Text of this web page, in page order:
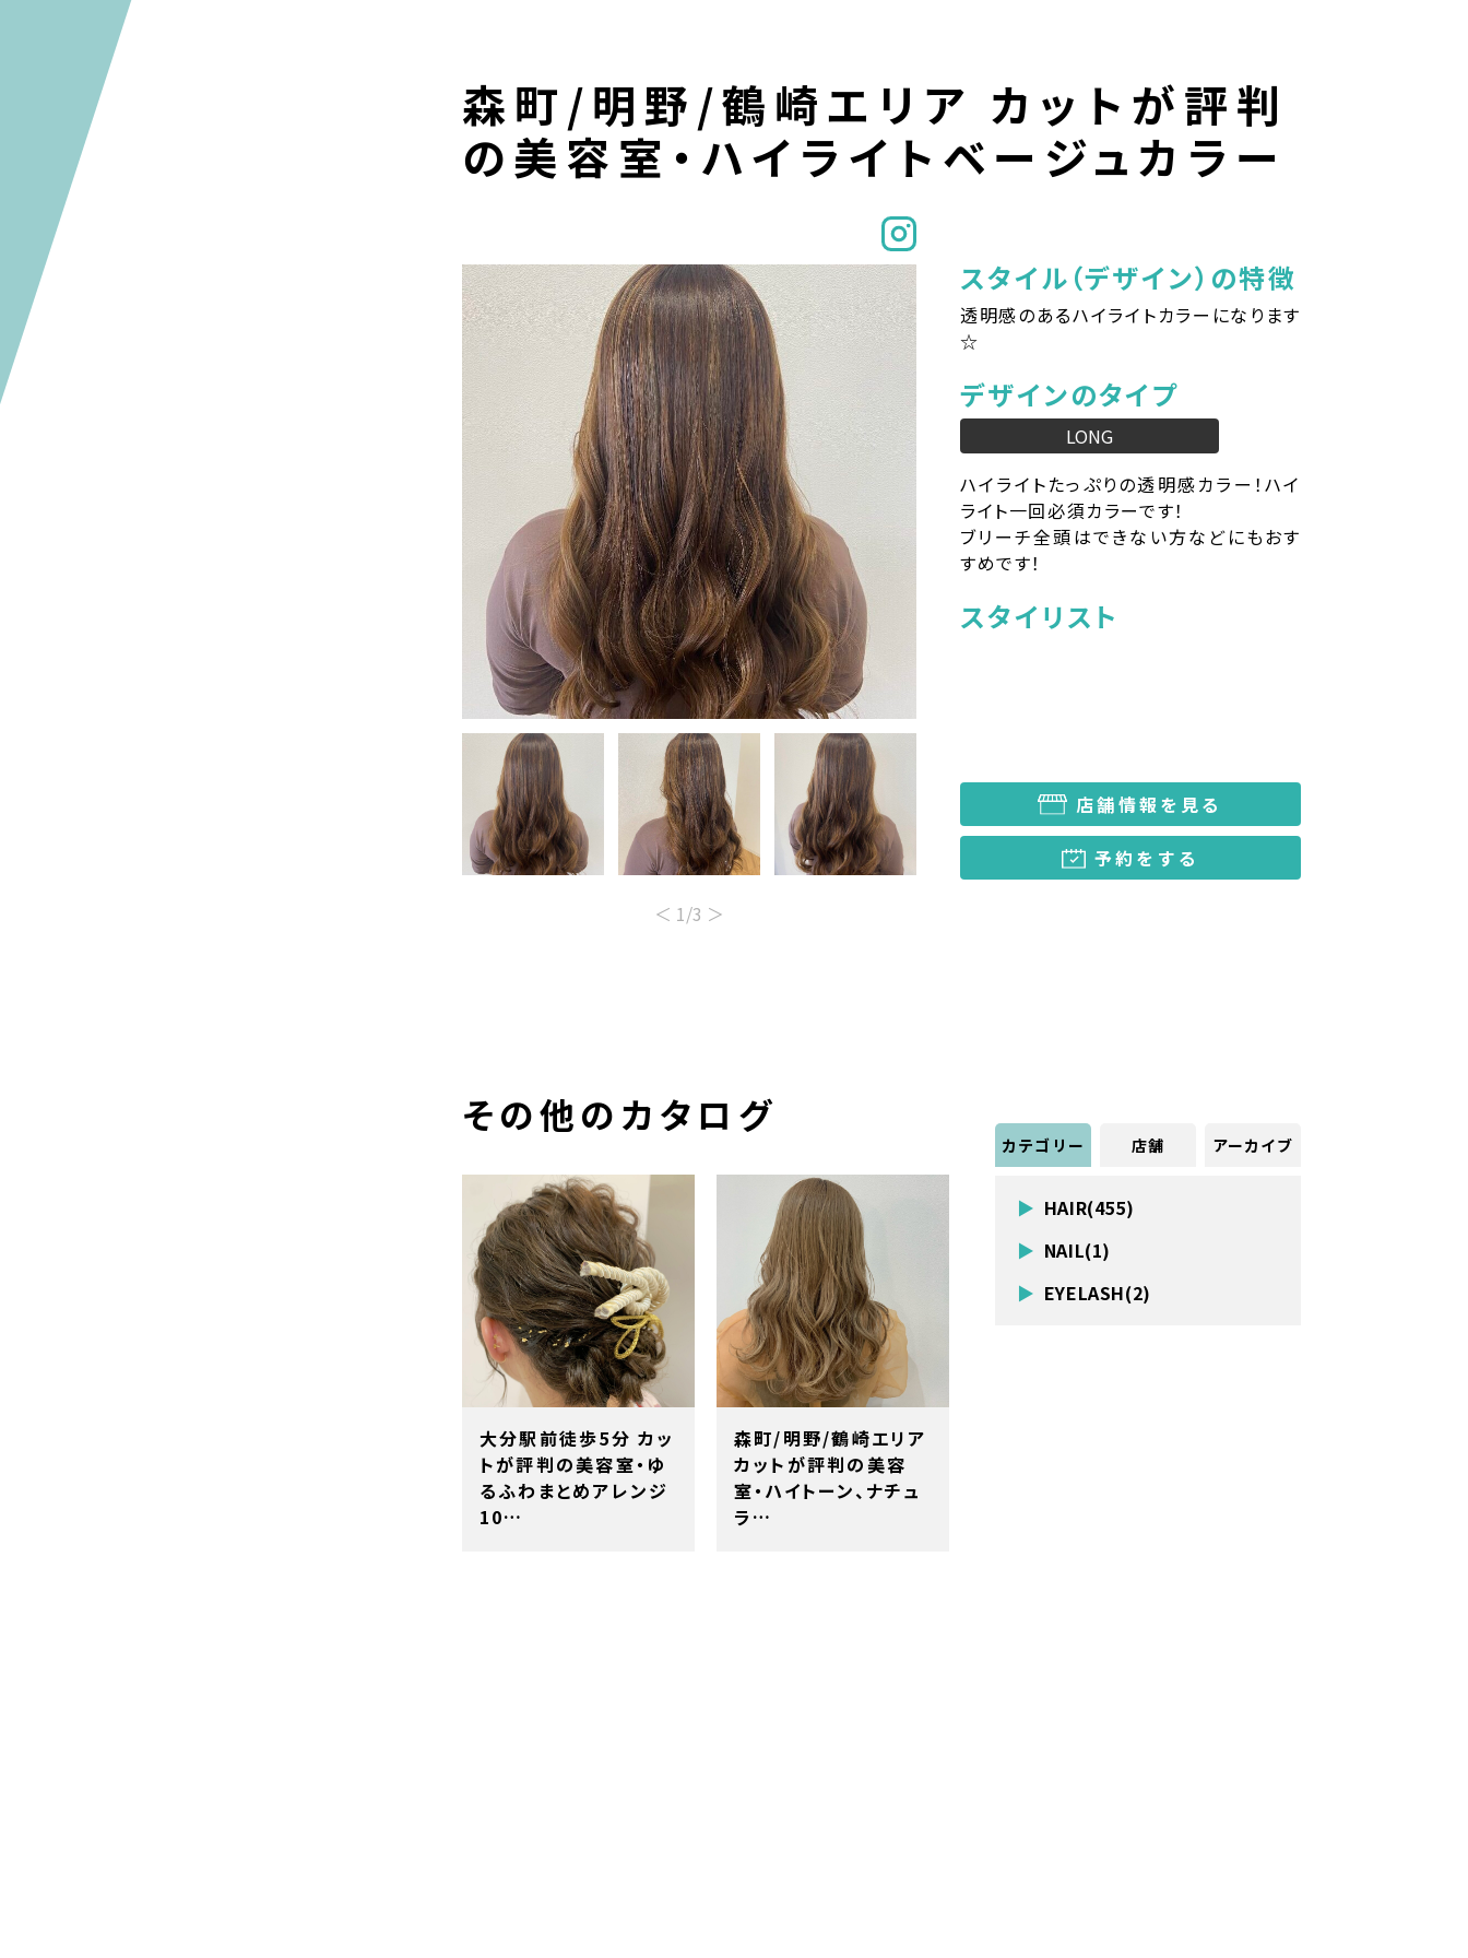
森町/明野/鶴崎エリア カットが評判
の美容室・ハイライトベージュカラー
＜ 1/3 ＞
スタイル（デザイン）の特徴
透明感のあるハイライトカラーになります
☆
デザインのタイプ
LONG
ハイライトたっぷりの透明感カラー！ハイ
ライト一回必須カラーです！
ブリーチ全頭はできない方などにもおす
すめです！
スタイリスト
店舗情報を見る
予約をする
その他のカタログ
大分駅前徒歩5分 カッ
トが評判の美容室・ゆ
るふわまとめアレンジ
10…
森町/明野/鶴崎エリア
カットが評判の美容
室・ハイトーン、ナチュ
ラ…
カテゴリー 店舗 アーカイブ
HAIR(455)
NAIL(1)
EYELASH(2)